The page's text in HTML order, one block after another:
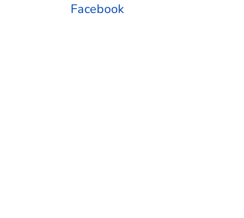
Facebook